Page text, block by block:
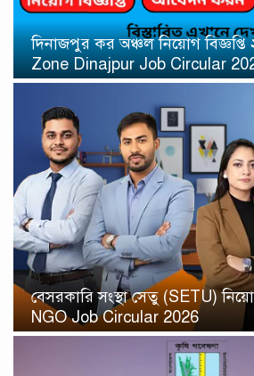
দিনাজপুর কর অঞ্চল নিয়োগ
Zone Dinajpur Job Circular
বেসরকারি সংস্থা সেতু (SETU)
NGO Job Circular 2026